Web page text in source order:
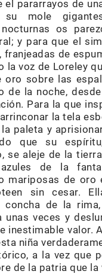
el pararrayos de
su mole
nocturnas os
y para que el
franjeadas de
la voz de Loreley
oro sobre las
de la noche,
Para la que
la tela
paleta y
que su
se aleje de la
de la
mariposas de oro
sin cesar.
concha de la
unas veces y
inestimable valor.
niña
a la vez que
de la patria que la